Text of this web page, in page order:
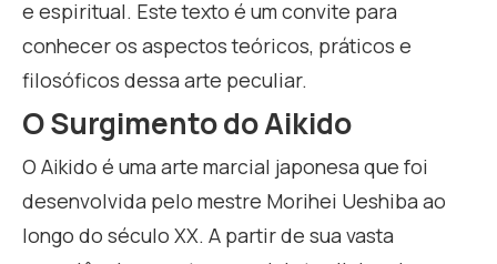
e espiritual. Este texto é um convite para
conhecer os aspectos teóricos, práticos e
filosóficos dessa arte peculiar.
O Surgimento do Aikido
O Aikido é uma arte marcial japonesa que foi
desenvolvida pelo mestre Morihei Ueshiba ao
longo do século XX. A partir de sua vasta